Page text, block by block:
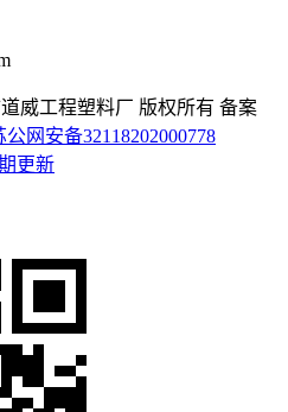
威工程塑料厂 版权所有 备案
公网安备32118202000778
更新